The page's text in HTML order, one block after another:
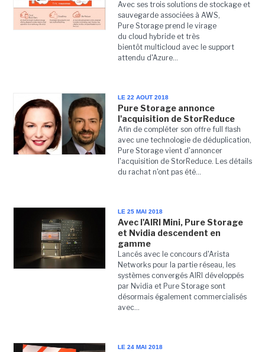
Avec ses trois solutions de stockage et
sauvegarde associées à AWS,
Pure Storage prend le virage
du cloud hybride et très
bientôt multicloud avec le support
attendu d'Azure...
LE 22 AOUT 2018
Pure Storage annonce
l'acquisition de StorReduce
Afin de compléter son offre full flash
avec une technologie de déduplication,
Pure Storage vient d'annoncer
l'acquisition de StorReduce. Les détails
du rachat n'ont pas été...
LE 25 MAI 2018
Avec l'AIRI Mini, Pure Storage
et Nvidia descendent en
gamme
Lancés avec le concours d'Arista
Networks pour la partie réseau, les
systèmes convergés AIRI développés
par Nvidia et Pure Storage sont
désormais également commercialisés
avec...
LE 24 MAI 2018